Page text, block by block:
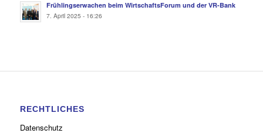
Frühlingserwachen beim WirtschaftsForum und der VR-Bank
7. April 2025 - 16:26
RECHTLICHES
Datenschutz